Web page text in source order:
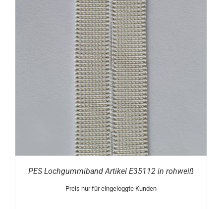
PES Lochgummiband Artikel E35112 in rohweiß
Preis nur für eingeloggte Kunden